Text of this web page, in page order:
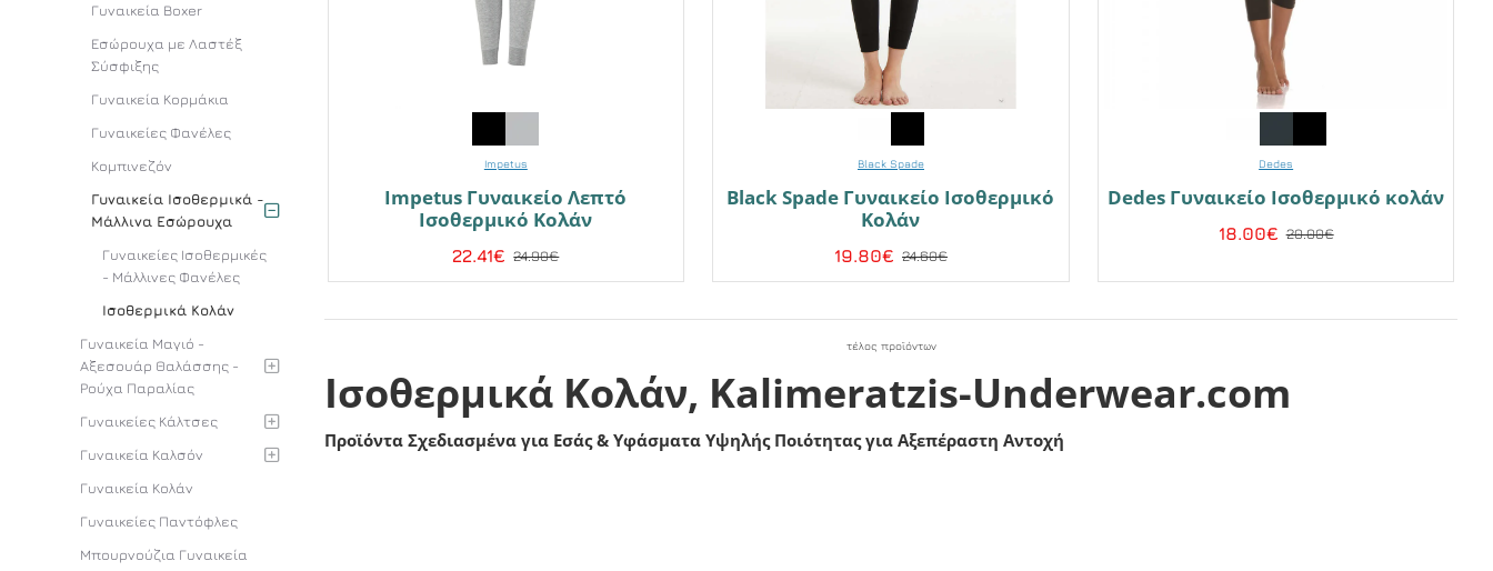
Γυναικεία Boxer
Εσώρουχα με Λαστέξ
Σύσφιξης
Γυναικεία Κορμάκια
Γυναικείες Φανέλες
Κομπινεζόν
Γυναικεία Ισοθερμικά -
Μάλλινα Εσώρουχα
Γυναικείες Ισοθερμικές
- Μάλλινες Φανέλες
Ισοθερμικά Κολάν
Γυναικεία Μαγιό -
Αξεσουάρ Θαλάσσης -
Ρούχα Παραλίας
Γυναικείες Κάλτσες
Γυναικεία Καλσόν
Γυναικεία Κολάν
Γυναικείες Παντόφλες
Μπουρνούζια Γυναικεία
Impetus
Impetus Γυναικείο Λεπτό
Ισοθερμικό Κολάν
22.41€ 24.90€
Black Spade
Black Spade Γυναικείο Ισοθερμικό
Κολάν
19.80€ 24.60€
Dedes
Dedes Γυναικείο Ισοθερμικό κολάν
18.00€ 20.00€
τέλος προϊόντων
Ισοθερμικά Κολάν, Kalimeratzis-Underwear.com
Προϊόντα Σχεδιασμένα για Εσάς & Υφάσματα Υψηλής Ποιότητας για Αξεπέραστη Αντοχή